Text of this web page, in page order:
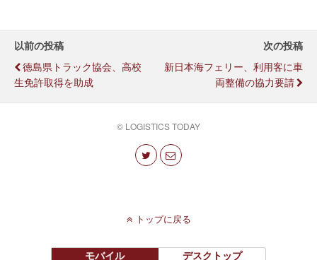
以前の投稿
徳島県トラック協会、高校
生免許取得を助成
次の投稿
新日本海フェリー、利用客に車
両整備の協力要請
© LOGISTICS TODAY
トップに戻る
モバイル デスクトップ